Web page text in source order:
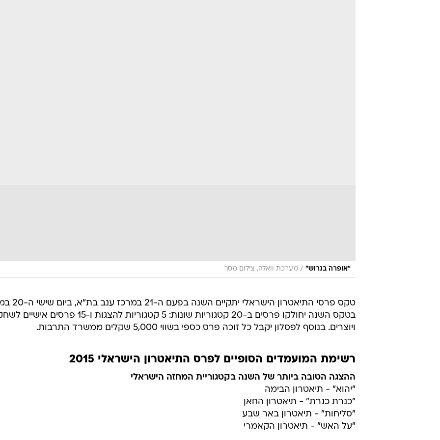
"אופרה בגרוש" / מערכת וואלה, צילום מסך
טקס פרסי התיאטרון הישראלי
בטקס השנה יחולקו פרסים ב-20 קטגוריות שונות: 5 קטגוריות להצגות ו-15 פרסים
ויוצרים. בנוסף לפסלון יקבל כל זוכה פרס כספי בשווי 5,000 שקלים ממשרד התרבות.
רשימת המועמדים הסופיים לפרס התיאטרון הישראלי 2015
ההצגה הטובה ביותר של השנה בקטגוריית המחזה הישראלי
"יהוא" - תיאטרון הבימה
"כנרת כנרת" - תיאטרון החאן
"סליחות" - תיאטרון באר שבע
"על האש" - תיאטרון הקאמרי